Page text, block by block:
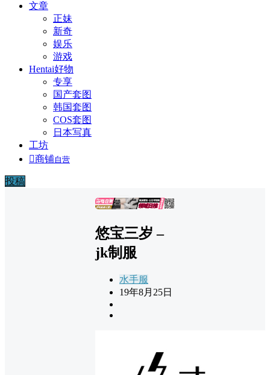
文章
正妹
新奇
娱乐
游戏
Hentai好物
专享
国产套图
韩国套图
COS套图
日本写真
工坊
商铺自营
投稿
广告
悠宝三岁 –
jk制服
水手服
19年8月25日